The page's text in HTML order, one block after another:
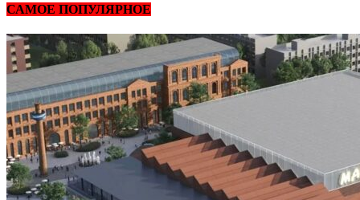
САМОЕ ПОПУЛЯРНОЕ